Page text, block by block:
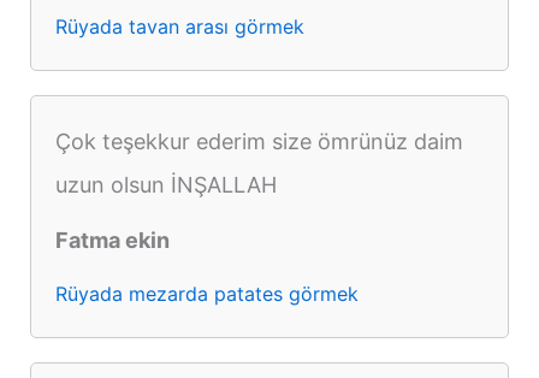
Rüyada tavan arası görmek
Çok teşekkur ederim size ömrünüz daim
uzun olsun İNŞALLAH
Fatma ekin
Rüyada mezarda patates görmek